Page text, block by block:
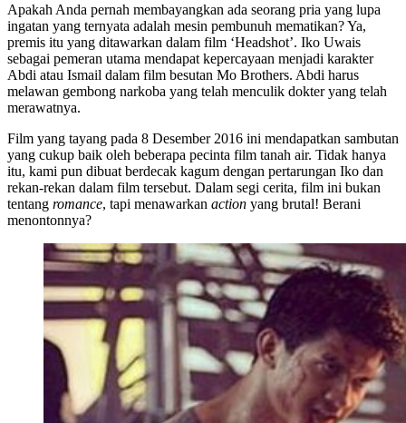
Apakah Anda pernah membayangkan ada seorang pria yang lupa
ingatan yang ternyata adalah mesin pembunuh mematikan? Ya,
premis itu yang ditawarkan dalam film ‘Headshot’. Iko Uwais
sebagai pemeran utama mendapat kepercayaan menjadi karakter
Abdi atau Ismail dalam film besutan Mo Brothers. Abdi harus
melawan gembong narkoba yang telah menculik dokter yang telah
merawatnya.
Film yang tayang pada 8 Desember 2016 ini mendapatkan sambutan
yang cukup baik oleh beberapa pecinta film tanah air. Tidak hanya
itu, kami pun dibuat berdecak kagum dengan pertarungan Iko dan
rekan-rekan dalam film tersebut. Dalam segi cerita, film ini bukan
tentang romance, tapi menawarkan action yang brutal! Berani
menontonnya?